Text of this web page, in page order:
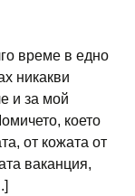
време в едно
никакви
и за мой
което
от кожата от
ваканция,